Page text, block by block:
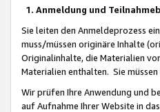
1. Anmeldung und
Sie leiten den Anmeldeprozess
muss/müssen originäre Inhalte
Originalinhalte, die Materialien
Materialien enthalten. Sie
Wir prüfen Ihre Anwendung und
auf Aufnahme Ihrer Website in